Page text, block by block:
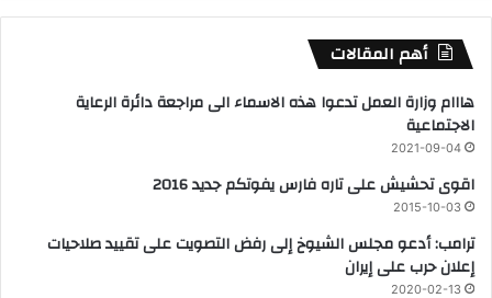
أهم المقالات
هااام وزارة العمل تدعوا هذه الاسماء الى مراجعة دائرة الرعاية
الاجتماعية
2021-09-04
اقوى تحشيش على تاره فارس يفوتكم جديد 2016
2015-10-03
ترامب: أدعو مجلس الشيوخ إلى رفض التصويت على تقييد صلاحيات
إعلان حرب على إيران
2020-02-13